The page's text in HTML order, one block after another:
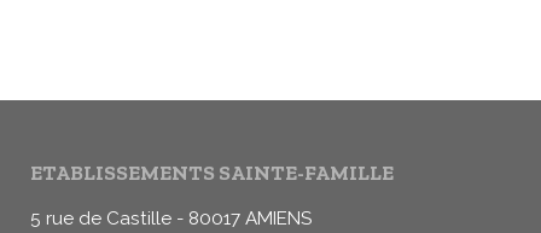
ETABLISSEMENTS SAINTE-FAMILLE
5 rue de Castille - 80017 AMIENS